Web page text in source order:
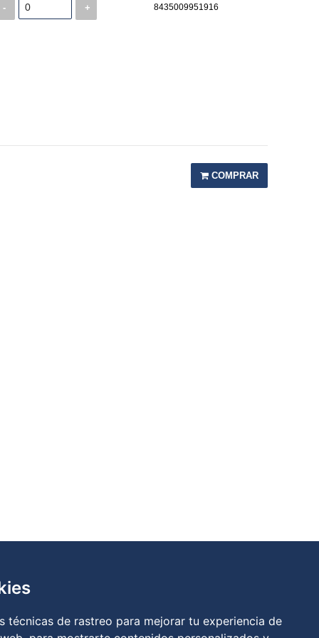
técnicas de rastreo para mejorar tu experiencia de
- + 8435009951916
COMPRAR
| Política de cookies|RGPD